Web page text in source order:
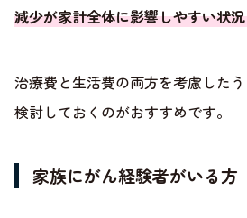
減少が家計全体に影響しやすい状
治療費と生活費の両方を考慮した
検討しておくのがおすすめです。
家族にがん経験者がいる方